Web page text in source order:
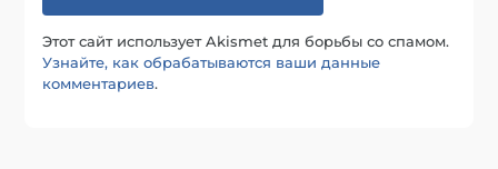
Этот сайт использует Akismet для борьбы со спамом.
Узнайте, как обрабатываются ваши данные
комментариев.